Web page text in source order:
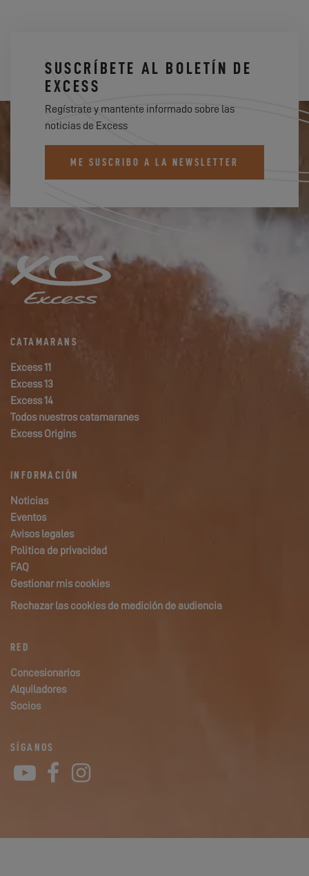
SUSCRÍBETE AL BOLETÍN DE
EXCESS
Regístrate y mantente informado sobre las
noticias de Excess
ME SUSCRIBO A LA NEWSLETTER
CATAMARANS
Excess 11
Excess 13
Excess 14
Todos nuestros catamaranes
Excess Origins
INFORMACIÓN
Noticias
Eventos
Avisos legales
Politica de privacidad
FAQ
Gestionar mis cookies
Rechazar las cookies de medición de audiencia
RED
Concesionarios
Alquiladores
Socios
SÍGANOS
YouTube
Facebook
Instagram